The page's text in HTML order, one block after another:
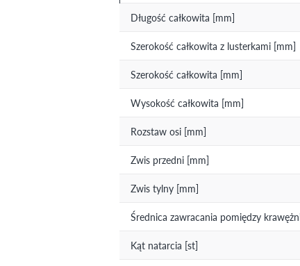
Długość całkowita [mm]
Szerokość całkowita z lusterkami [mm]
Szerokość całkowita [mm]
Wysokość całkowita [mm]
Rozstaw osi [mm]
Zwis przedni [mm]
Zwis tylny [mm]
Średnica zawracania pomiędzy
Kąt natarcia [st]